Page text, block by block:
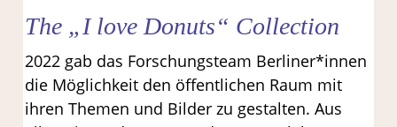
The „I love Donuts“ Collection
2022 gab das Forschungsteam Berliner*innen
die Möglichkeit den öffentlichen Raum mit
ihren Themen und Bilder zu gestalten. Aus